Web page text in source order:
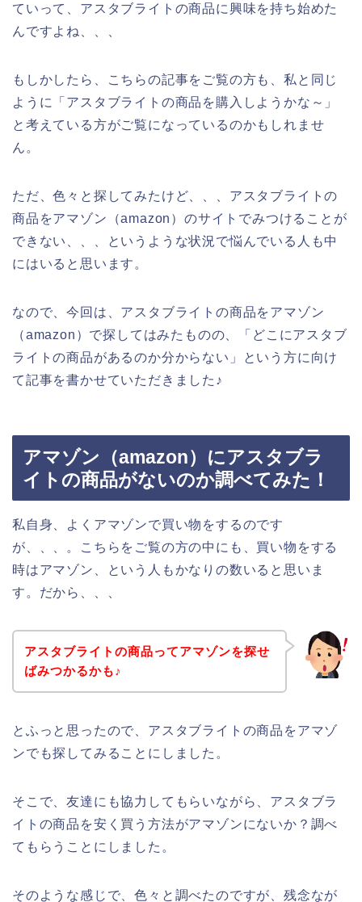
ていって、アスタブライトの商品に興味を持ち始めた
んですよね、、、
もしかしたら、こちらの記事をご覧の方も、私と同じ
ように「アスタブライトの商品を購入しようかな～」
と考えている方がご覧になっているのかもしれませ
ん。
ただ、色々と探してみたけど、、、アスタブライトの
商品をアマゾン（amazon）のサイトでみつけることが
できない、、、というような状況で悩んでいる人も中
にはいると思います。
なので、今回は、アスタブライトの商品をアマゾン
（amazon）で探してはみたものの、「どこにアスタブ
ライトの商品があるのか分からない」という方に向け
て記事を書かせていただきました♪
アマゾン（amazon）にアスタブラ
イトの商品がないのか調べてみた！
私自身、よくアマゾンで買い物をするのです
が、、、。こちらをご覧の方の中にも、買い物をする
時はアマゾン、という人もかなりの数いると思いま
す。だから、、、
アスタブライトの商品ってアマゾンを探せ
ばみつかるかも♪
とふっと思ったので、アスタブライトの商品をアマゾ
ンでも探してみることにしました。
そこで、友達にも協力してもらいながら、アスタブラ
イトの商品を安く買う方法がアマゾンにないか？調べ
てもらうことにしました。
そのような感じで、色々と調べたのですが、残念なが